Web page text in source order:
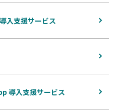
入支援サービス
導入支援サービス